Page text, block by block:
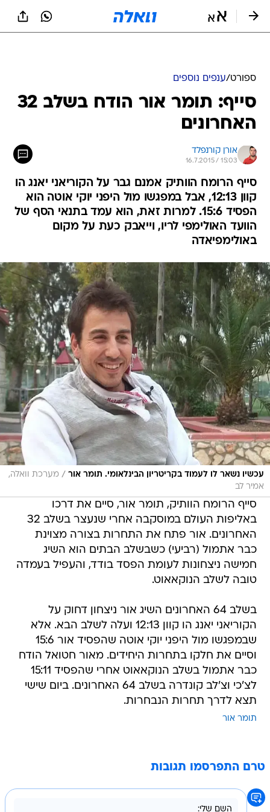
ספורט/ענפים נוספים
סייף: תומר אור הודח בשלב 32
האחרונים
אורן קורנפלד
16.7.2015 / 15:03
סייף הרומח הוותיק אמנם גבר על הקוריאני יאנג הו
קוון 12:13, אבל במפגשו מול היפני יוקי אוטה הוא
הפסיד 15:6. למרות זאת, הוא עמד בתנאי הסף של
הוועד האולימפי לריו, וייאבק כעת על מקום
באולימפיאדה
עכשיו נשאר לו לעמוד בקריטריון הבינלאומי. תומר אור / מערכת וואלה,
אמיר לב
סייף הרומח הוותיק, תומר אור, סיים את דרכו
באליפות העולם במוסקבה אחרי שנעצר בשלב 32
האחרונים. אור פתח את התחרות בצורה מצוינת
כבר אתמול (רביעי) כשבשלב הבתים הוא השיג
חמישה ניצחונות לעומת הפסד בודד, והעפיל בעמדה
טובה לשלב הנוקאאוט.
בשלב 64 האחרונים השיג אור ניצחון דחוק על
הקוריאני יאנג הו קוון 12:13 ועלה לשלב הבא. אלא
שבמפגשו מול היפני יוקי אוטה שהפסיד אור 15:6
וסיים את חלקו בתחרות היחידים. מאור חטואל הודח
כבר אתמול בשלב הנוקאאוט אחרי שהפסיד 15:11
לצ'כי וצ'לב קונדרה בשלב 64 האחרונים. ביום שישי
תצא לדרך תחרות הנבחרות.
תומר אור
טרם התפרסמו תגובות